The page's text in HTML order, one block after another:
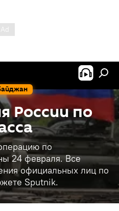
России по
по
24 февраля. Все
официальных лиц по
Sputnik.